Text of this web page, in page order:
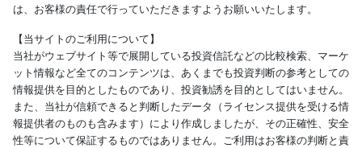
は、お客様の責任で行っていただきますようお願いいたします。
【当サイトのご利用について】
当社がウェブサイト等で展開している投資信託などの比較検索、マーケ
ット情報など全てのコンテンツは、あくまでも投資判断の参考としての
情報提供を目的としたものであり、投資勧誘を目的としてはいません。
また、当社が信頼できると判断したデータ（ライセンス提供を受ける情
報提供者のものも含みます）により作成しましたが、その正確性、安全
性等について保証するものではありません。ご利用はお客様の判断と責